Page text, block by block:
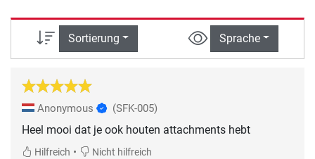
Sortierung Sprache
Anonymous (SFK-005)
Heel mooi dat je ook houten attachments hebt
Hilfreich • Nicht hilfreich